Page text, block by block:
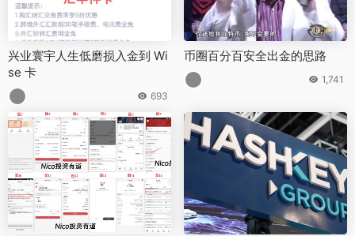
兴业寰宇人生低磨损入金到 Wi
se 卡
693
币圈百分百安全出金的思路
1,741